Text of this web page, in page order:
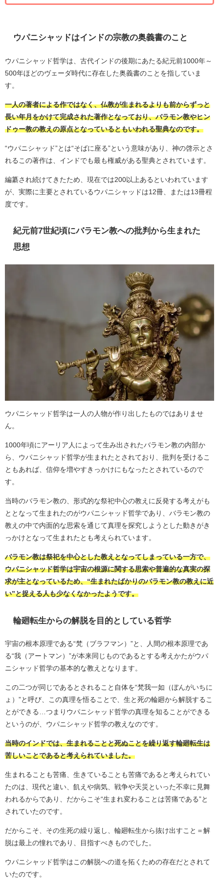
ウパニシャッドはインドの宗教の奥義書のこと
ウパニシャッド哲学は、古代インドの後期にあたる紀元前1000年～
500年ほどのヴェーダ時代に存在した奥義書のことを指していま
す。
一人の著者による作ではなく、仏教が生まれるよりも前からずっと
長い年月をかけて完成された著作となっており、バラモン教やヒン
ドゥー教の教えの原点となっているともいわれる聖典なのです。
“ウパニシャッド”とは“そばに座る”という意味があり、神の啓示とさ
れるこの著作は、インドでも最も権威がある聖典とされています。
編纂され続けてきたため、現在では200以上あるといわれています
が、実際に主要とされているウパニシャッドは12冊、または13冊程
度です。
紀元前7世紀頃にバラモン教への批判から生まれた
思想
ウパニシャッド哲学は一人の人物が作り出したものではありませ
ん。
1000年頃にアーリア人によって生み出されたバラモン教の内部か
ら、ウパニシャッド哲学が生まれたとされており、批判を受けるこ
ともあれば、信仰を増やすきっかけにもなったとされているので
す。
当時のバラモン教の、形式的な祭祀中心の教えに反発する考えがも
ととなって生まれたのがウパニシャッド哲学であり、バラモン教の
教えの中で内面的な思索を通じて真理を探究しようとした動きがき
っかけとなって生まれたとも考えられています。
バラモン教は祭祀を中心とした教えとなってしまっている一方で、
ウパニシャッド哲学は宇宙の根源に関する思索や普遍的な真実の探
求が主となっているため、“生まれたばかりのバラモン教の教えに近
い”と捉える人も少なくなかったようです。
輪廻転生からの解脱を目的としている哲学
宇宙の根本原理である“梵（ブラフマン）”と、人間の根本原理であ
る“我（アートマン）”が本来同じものであるとする考えかたがウパ
ニシャッド哲学の基本的な教えとなります。
この二つが同じであるとされること自体を“梵我一如（ぼんがいちに
ょ）”と呼び、この真理を悟ることで、生と死の輪廻から解脱するこ
とができる…つまりウパニシャッド哲学の真理を知ることができる
というのが、ウパニシャッド哲学の教えなのです。
当時のインドでは、生まれることと死ぬことを繰り返す輪廻転生は
苦しいことであると考えられていました。
生まれることも苦痛、生きていることも苦痛であると考えられてい
たのは、現代と違い、飢えや病気、戦争や天災といった不幸に見舞
われるからであり、だからこそ“生まれ変わることは苦痛である”と
されていたのです。
だからこそ、その生死の繰り返し、輪廻転生から抜け出すこと＝解
脱は最上の憧れであり、目指すべきものでした。
ウパニシャッド哲学はこの解脱への道を拓くための存在だとされて
いたのです。